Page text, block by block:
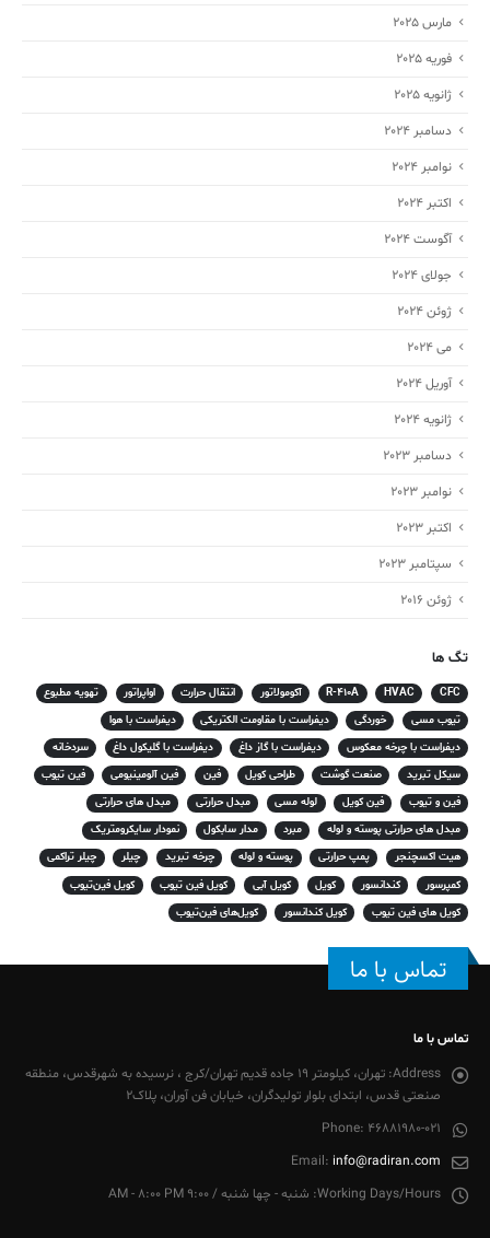
مارس 2025
فوریه 2025
ژانویه 2025
دسامبر 2024
نوامبر 2024
اکتبر 2024
آگوست 2024
جولای 2024
ژوئن 2024
می 2024
آوریل 2024
ژانویه 2024
دسامبر 2023
نوامبر 2023
اکتبر 2023
سپتامبر 2023
ژوئن 2016
تگ ها
CFC
HVAC
R-410A آکومولاتور انتقال حرارت اواپراتور
تهویه مطبوع
تیوب مسی
خوردگی دیفراست با مقاومت الکتریکی
دیفراست با هوا
دیفراست با چرخه معکوس
دیفراست با گاز داغ دیفراست با گلیکول داغ
سردخانه
سیکل تبرید
صنعت گوشت طراحی کویل فین فین آلومینیومی
فین تیوب
فین و تیوب
فین کویل لوله مسی مبدل حرارتی
مبدل های حرارتی
مبدل های حرارتی پوسته و لوله
مبرد مدار سابکول
نمودار سایکرومتریک
هیت اکسچنجر
پمپ حرارتی پوسته و لوله چرخه تبرید چیلر
چیلر تراکمی
کمپرسور
کندانسور کویل کویل آبی کویل فین تیوب
کویل فین‌تیوب
کویل های فین تیوب
کویل کندانسور کویل‌های فین‌تیوب
تماس با ما
تماس با ما
Address:
تهران، کیلومتر 19 جاده قدیم تهران/کرج ، نرسیده به شهرقدس، منطقه
صنعتی قدس، ابتدای بلوار تولیدگران، خیابان فن آوران، پلاک2
Phone: 46881980-021
Email: info@radiran.com
Working Days/Hours: شنبه - چها شنبه / 9:00 AM - 8:00 PM